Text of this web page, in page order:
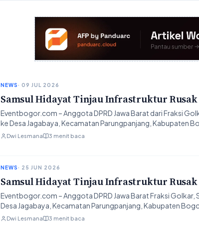
NEWS· 09 JUL 2026
Samsul Hidayat Tinjau Infrastruktur Rusak
Eventbogor.com – Anggota DPRD Jawa Barat dari Fraksi
ke Desa Jagabaya, Kecamatan Parungpanjang, Kabupaten
Dwi Lesmana 3 menit baca
NEWS· 25 JUN 2026
Samsul Hidayat Tinjau Infrastruktur
Eventbogor.com – Anggota DPRD Jawa Barat Fraksi
Desa Jagabaya, Kecamatan Parungpanjang, Kabupaten
Dwi Lesmana 3 menit baca